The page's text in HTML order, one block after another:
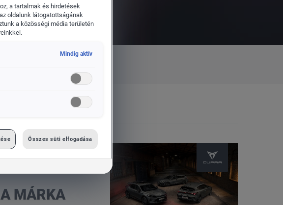
MÁRKA
a tartalmak és hirdetések
oldalunk látogatottságának
a közösségi média területén
Mindig aktív
Összes süti elfogadása